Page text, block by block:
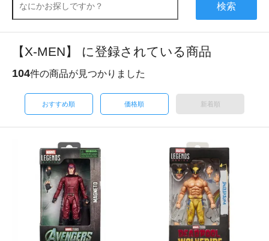
検索
【X-MEN】 に登録されている商品
104件の商品が見つかりました
おすすめ順 価格順 新着順